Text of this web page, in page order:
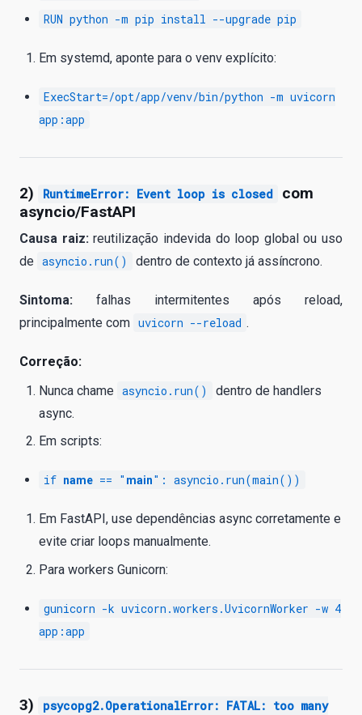
RUN python -m pip install --upgrade pip
Em systemd, aponte para o venv explícito:
ExecStart=/opt/app/venv/bin/python -m uvicorn
app:app
2) RuntimeError: Event loop is closed
com
asyncio/FastAPI
Causa raiz:reutilização indevida do loop global ou uso
de asyncio.run() dentro de contexto já assíncrono.
Sintoma: falhas intermitentes após reload,
principalmente com uvicorn --reload .
Correção:
Nunca chame asyncio.run()
dentro de handlers
async.
Em scripts:
if name == " main": asyncio.run(main())
Em FastAPI, use dependências async corretamente e
evite criar loops manualmente.
Para workers Gunicorn:
gunicorn -k uvicorn.workers.UvicornWorker -w 4
app:app
3)
psycopg2.OperationalError: FATAL: too many